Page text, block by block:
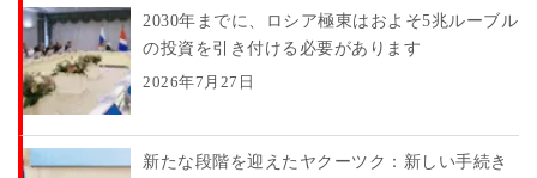
2030年までに、ロシア極東はおよそ5兆ルーブル
の投資を引き付ける必要があります
2026年7月27日
新たな段階を迎えたヤクーツク：新しい手続き